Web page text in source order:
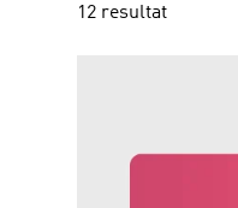
12 resultat